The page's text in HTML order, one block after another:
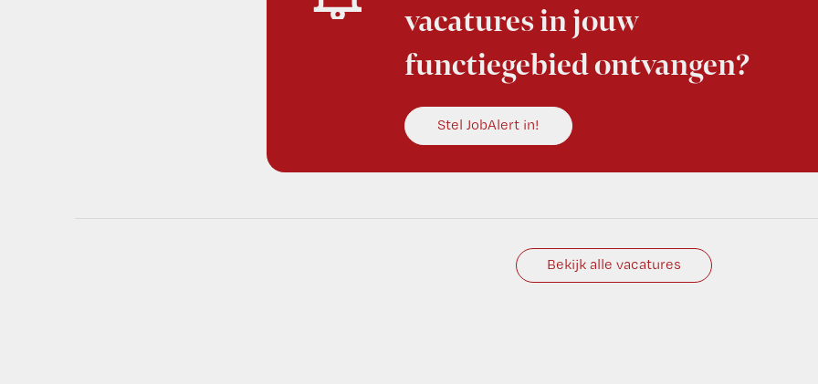
vacatures in jouw
functiegebied ontvangen?
Stel JobAlert in!
Bekijk alle vacatures